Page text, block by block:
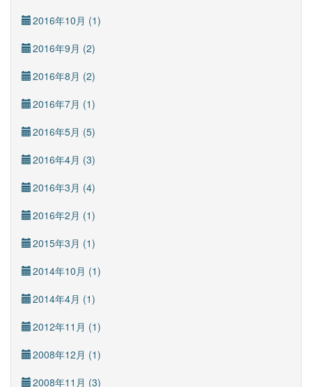
2016年10月 (1)
2016年9月 (2)
2016年8月 (2)
2016年7月 (1)
2016年5月 (5)
2016年4月 (3)
2016年3月 (4)
2016年2月 (1)
2015年3月 (1)
2014年10月 (1)
2014年4月 (1)
2012年11月 (1)
2008年12月 (1)
2008年11月 (3)